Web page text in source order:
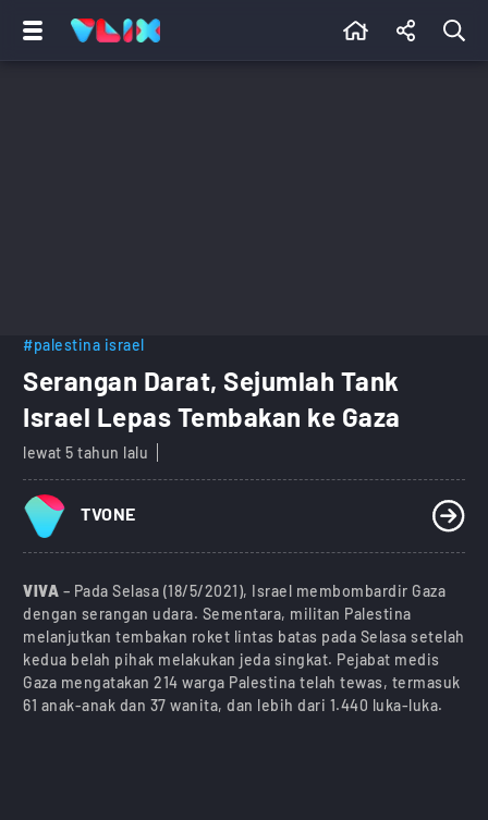
#palestina israel
Serangan Darat, Sejumlah Tank
Israel Lepas Tembakan ke Gaza
lewat 5 tahun lalu
TVONE
VIVA – Pada Selasa (18/5/2021), Israel membombardir Gaza
dengan serangan udara. Sementara, militan Palestina
melanjutkan tembakan roket lintas batas pada Selasa setelah
kedua belah pihak melakukan jeda singkat. Pejabat medis
Gaza mengatakan 214 warga Palestina telah tewas, termasuk
61 anak-anak dan 37 wanita, dan lebih dari 1.440 luka-luka.